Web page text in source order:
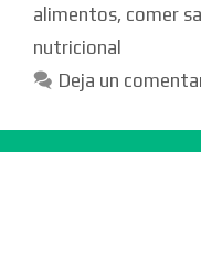
alimentos, comer
nutricional
Deja un